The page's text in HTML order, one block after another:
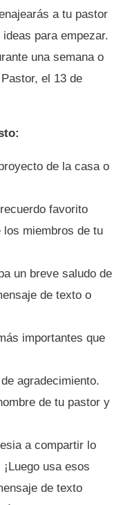
a tu pastor
para empezar.
una semana o
el 13 de
de la casa o
favorito
los miembros de tu
un breve saludo de
de texto o
importantes que
agradecimiento.
de tu pastor y
a compartir lo
usa esos
de texto